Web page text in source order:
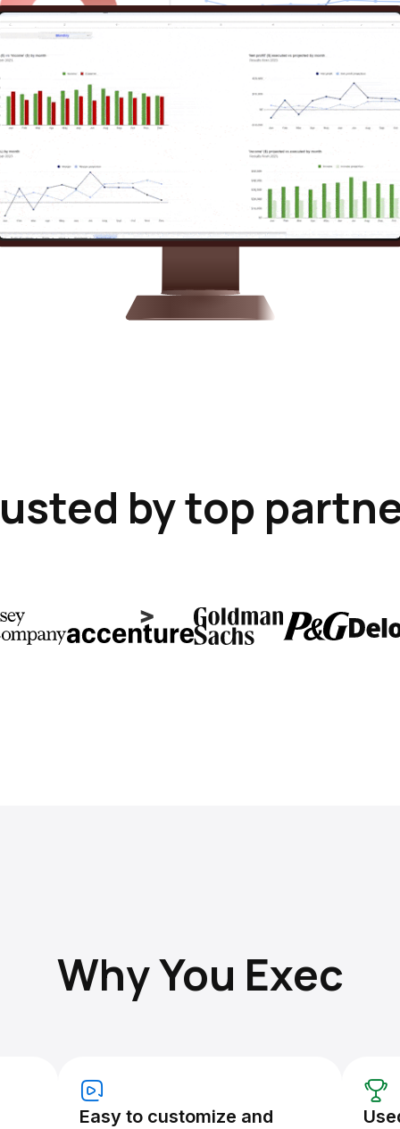
by top
Why You Exec
Easy to customize and